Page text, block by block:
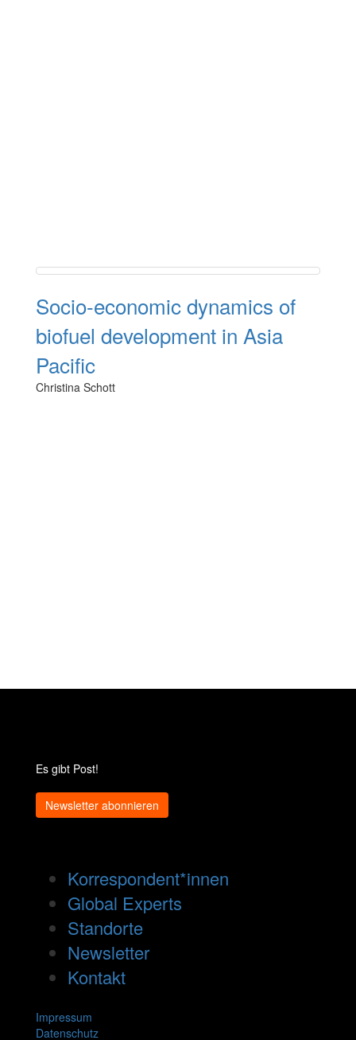
Socio-economic dynamics of
biofuel development in Asia
Pacific
Christina Schott
Es gibt Post!
Newsletter abonnieren
Korrespondent*innen
Global Experts
Standorte
Newsletter
Kontakt
Impressum
Datenschutz